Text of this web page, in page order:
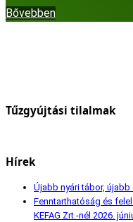
Bővebben
Tűzgyújtási tilalmak
Hírek
Újabb nyári tábor,
Fenntarthatóság és
KEFAG Zrt.-nél 2026.